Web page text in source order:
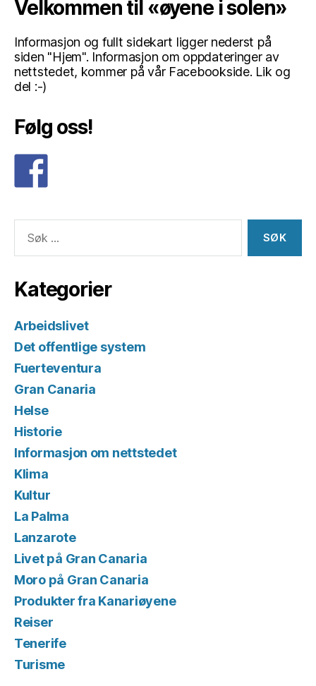
Velkommen til «øyene i solen»
Informasjon og fullt sidekart ligger nederst på
siden "Hjem". Informasjon om oppdateringer av
nettstedet, kommer på vår Facebookside. Lik og
del :-)
Følg oss!
etter:
Kategorier
Arbeidslivet
Det offentlige system
Fuerteventura
Gran Canaria
Helse
Historie
Informasjon om nettstedet
Klima
Kultur
La Palma
Lanzarote
Livet på Gran Canaria
Moro på Gran Canaria
Produkter fra Kanariøyene
Reiser
Tenerife
Turisme